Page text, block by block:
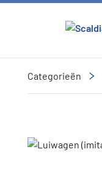
Categorieën
Slide 1 of 1